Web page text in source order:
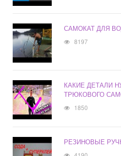
САМОКАТ ДЛЯ
8197
КАКИЕ ДЕТАЛИ
ТРЮКОВОГО
1850
РЕЗИНОВЫЕ